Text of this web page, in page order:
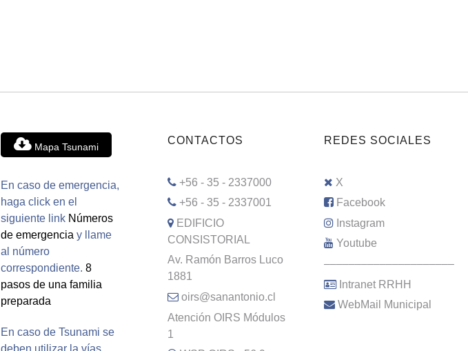
Mapa Tsunami
En caso de emergencia,
haga click en el
siguiente link Números
de emergencia y llame
al número
correspondiente. 8
pasos de una familia
preparada
En caso de Tsunami se
deben utilizar la vías
CONTACTOS
+56 - 35 - 2337000
+56 - 35 - 2337001
EDIFICIO
CONSISTORIAL
Av. Ramón Barros Luco
1881
oirs@sanantonio.cl
Atención OIRS Módulos
1
REDES SOCIALES
X
Facebook
Instagram
Youtube
–––––––––––––––––––––
Intranet RRHH
WebMail Municipal